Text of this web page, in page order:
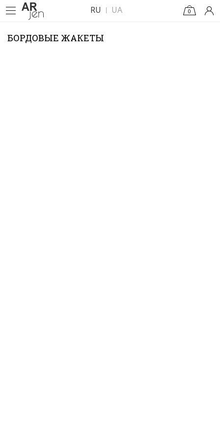
RU UA 0
БОРДОВЫЕ ЖАКЕТЫ